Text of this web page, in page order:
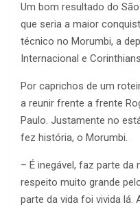
Um bom resultado do
que seria a maior
técnico no Morumbi, a
Internacional e
Por caprichos de um
a reunir frente a frente
Paulo. Justamente no
fez história, o Morumbi.
– É inegável, faz parte da
respeito muito grande
parte da vida foi vivida